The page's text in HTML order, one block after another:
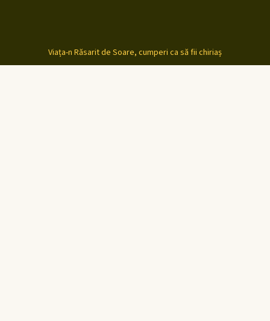
Viața-n Răsarit de Soare, cumperi ca să fii chiriaș